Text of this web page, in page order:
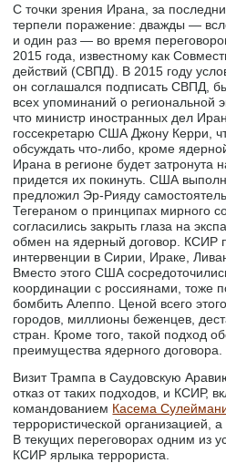
С точки зрения Ирана, за
терпели поражение: дважды —
и один раз — во время
2015 года, известному как
действий (СВПД). В 2015 году
он соглашался подписать СВПД,
всех упоминаний о региональной
что министр иностранных дел
госсекретарю США Джону Керри,
обсуждать что-либо, кроме
Ирана в регионе будет затронута
придется их покинуть. США
предложил Эр-Рияду
Тегераном о принципах мирного
согласились закрыть глаза на
обмен на ядерный договор. КСИР
интервенции в Сирии, Ираке,
Вместо этого США
координации с россиянами, тоже
бомбить Алеппо. Ценой всего
городов, миллионы беженцев,
стран. Кроме того, такой подход
преимущества ядерного договора.
Визит Трампа в Саудовскую
отказ от таких подходов, и КСИР,
командованием Касема
террористической организацией,
В текущих переговорах одним из
КСИР ярлыка террориста.